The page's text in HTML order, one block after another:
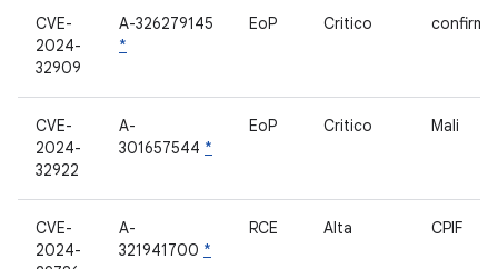
CVE-
2024-
32909
A-326279145
*
EoP Critico
CVE-
2024-
32922
A-
301657544 *
EoP Critico Mali
CVE-
2024-
A-
321941700 *
RCE Alta CPIF